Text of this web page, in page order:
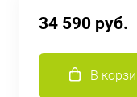
34 590 руб.
В